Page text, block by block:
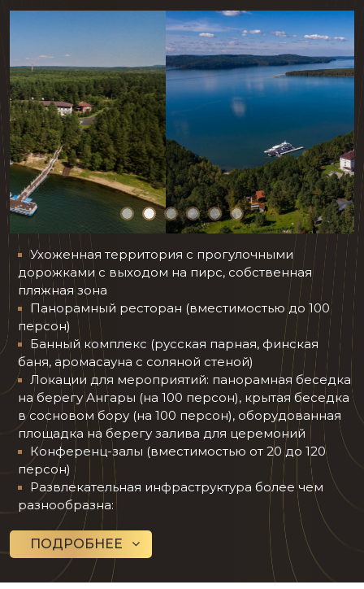
Ухоженная территория с прогулочными
дорожками с выходом на пирс, собственная
пляжная зона
Панорамный ресторан (вместимостью до 100
персон)
Банный комплекс (русская парная, финская
баня, аромасауна с соляной стеной)
Локации для мероприятий: панорамная беседка
на берегу Ангары (на 100 персон), крытая беседка
в сосновом бору (на 100 персон), оборудованная
площадка на берегу залива для церемоний
Конференц-залы (вместимостью от 20 до 120
персон)
Развлекательная инфраструктура более чем
разнообразна:
ПОДРОБНЕЕ